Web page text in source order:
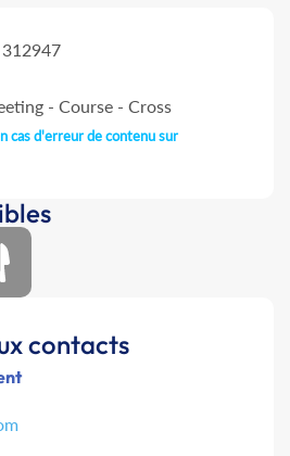
312947
- Course - Cross
cas d'erreur de contenu sur
contacts